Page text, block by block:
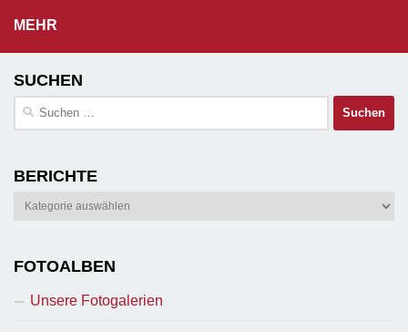
MEHR
SUCHEN
Suchen
BERICHTE
Berichte
FOTOALBEN
Unsere Fotogalerien